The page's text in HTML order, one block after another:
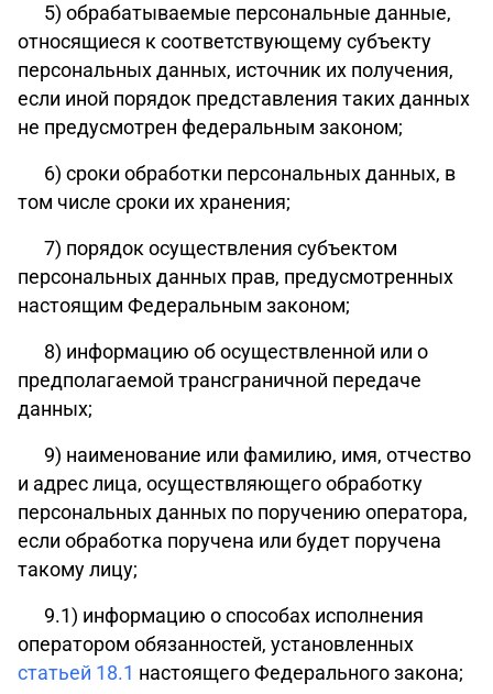
5) обрабатываемые персональные данные,
относящиеся к соответствующему субъекту
персональных данных, источник их получения,
если иной порядок представления таких данных
не предусмотрен федеральным законом;
6) сроки обработки персональных данных, в
том числе сроки их хранения;
7) порядок осуществления субъектом
персональных данных прав, предусмотренных
настоящим Федеральным законом;
8) информацию об осуществленной или о
предполагаемой трансграничной передаче
данных;
9) наименование или фамилию, имя, отчество
и адрес лица, осуществляющего обработку
персональных данных по поручению оператора,
если обработка поручена или будет поручена
такому лицу;
9.1) информацию о способах исполнения
оператором обязанностей, установленных
статьей 18.1 настоящего Федерального закона;